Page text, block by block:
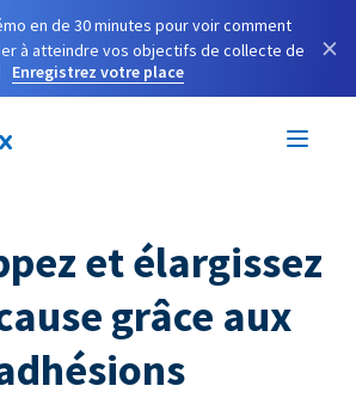
en de 30 minutes pour voir comment
à atteindre vos objectifs de collecte de
Enregistrez votre place
×
et élargissez
grâce aux